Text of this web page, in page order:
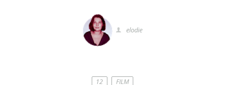
elodie
12 FILM